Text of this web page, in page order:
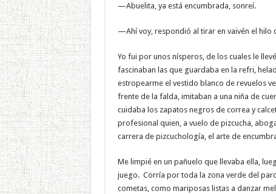
—Abuelita, ya está encumbrada, sonreí.
—Ahí voy, respondió al tirar en vaivén el hilo
Yo fui por unos nísperos, de los cuales le
fascinaban las que guardaba en la refri,
estropearme el vestido blanco de revuelos
frente de la falda, imitaban a una niña de
cuidaba los zapatos negros de correa y
profesional quien, a vuelo de pizcucha,
carrera de pizcuchología, el arte de
Me limpié en un pañuelo que llevaba ella,
juego. Corría por toda la zona verde del
cometas, como mariposas listas a danzar